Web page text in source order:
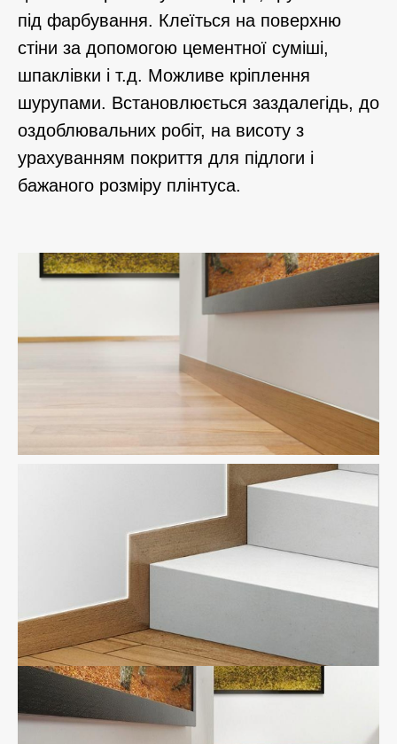
під фарбування. Клеїться на поверхню
стіни за допомогою цементної суміші,
шпаклівки і т.д. Можливе кріплення
шурупами. Встановлюється заздалегідь, до
оздоблювальних робіт, на висоту з
урахуванням покриття для підлоги і
бажаного розміру плінтуса.